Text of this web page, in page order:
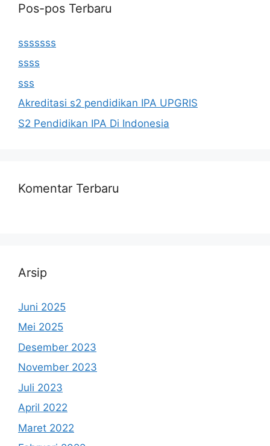
Pos-pos Terbaru
sssssss
ssss
sss
Akreditasi s2 pendidikan IPA UPGRIS
S2 Pendidikan IPA Di Indonesia
Komentar Terbaru
Arsip
Juni 2025
Mei 2025
Desember 2023
November 2023
Juli 2023
April 2022
Maret 2022